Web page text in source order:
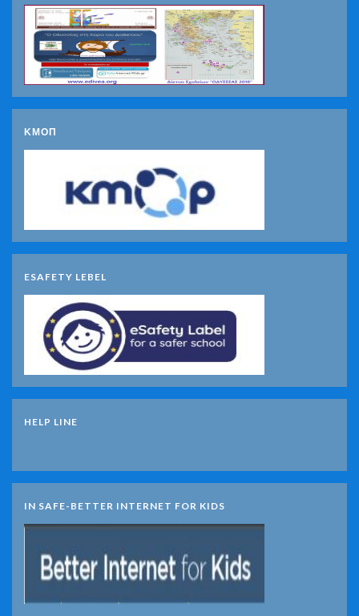
ΚΜΟΠ
ESAFETY LEBEL
HELP LINE
IN SAFE-BETTER INTERNET FOR KIDS